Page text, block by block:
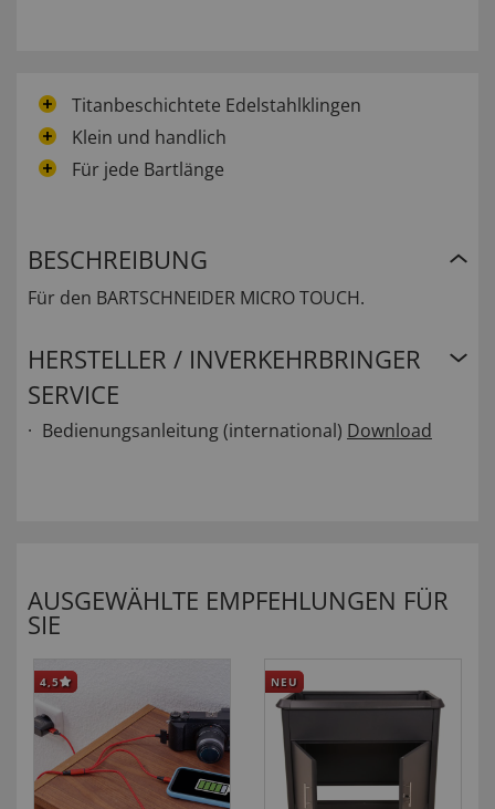
Titanbeschichtete Edelstahlklingen
Klein und handlich
Für jede Bartlänge
BESCHREIBUNG
Für den BARTSCHNEIDER MICRO TOUCH.
HERSTELLER / INVERKEHRBRINGER
SERVICE
Bedienungsanleitung (international) Download
AUSGEWÄHLTE EMPFEHLUNGEN FÜR
SIE
4,5 NEU